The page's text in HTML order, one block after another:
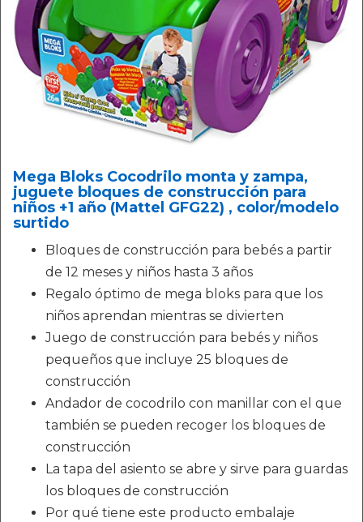
Mega Bloks Cocodrilo monta y zampa,
juguete bloques de construcción para
niños +1 año (Mattel GFG22) , color/modelo
surtido
Bloques de construcción para bebés a partir
de 12 meses y niños hasta 3 años
Regalo óptimo de mega bloks para que los
niños aprendan mientras se divierten
Juego de construcción para bebés y niños
pequeños que incluye 25 bloques de
construcción
Andador de cocodrilo con manillar con el que
también se pueden recoger los bloques de
construcción
La tapa del asiento se abre y sirve para guardas
los bloques de construcción
Por qué tiene este producto embalaje